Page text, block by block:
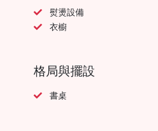
熨燙設備
衣櫥
格局與擺設
書桌